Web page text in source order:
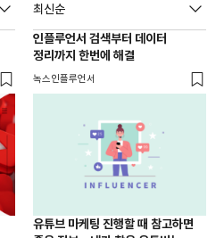
최신순
인플루언서 검색부터 데이터
정리까지 한번에 해결
녹스인플루언서
유튜브 마케팅 진행할 때 참고하면